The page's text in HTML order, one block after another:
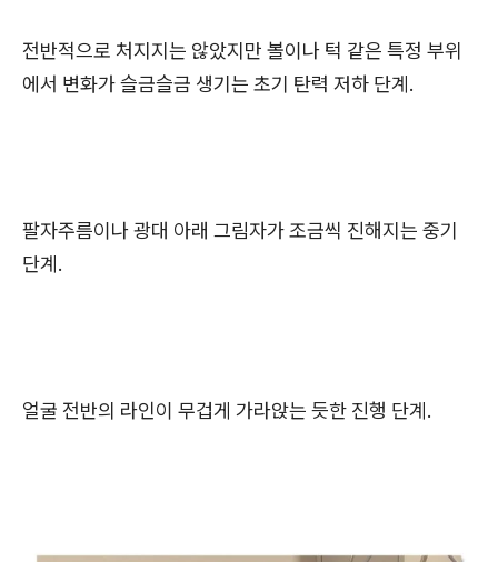
전반적으로 처지지는 않았지만 볼이나 턱 같은 특정 부위
에서 변화가 슬금슬금 생기는 초기 탄력 저하 단계.
팔자주름이나 광대 아래 그림자가 조금씩 진해지는 중기
단계.
얼굴 전반의 라인이 무겁게 가라앉는 듯한 진행 단계.